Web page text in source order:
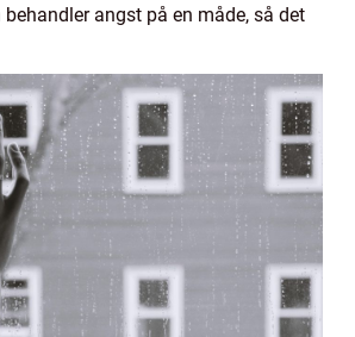
angst på en måde, så det